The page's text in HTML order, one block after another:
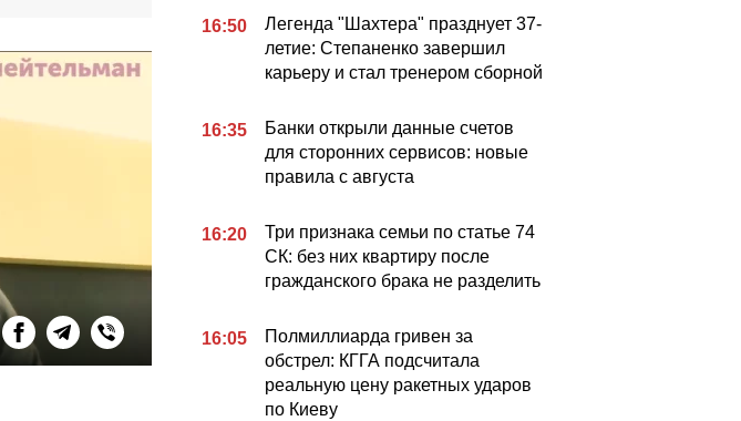
16:50
Легенда "Шахтера" празднует 37-
летие: Степаненко завершил
карьеру и стал тренером сборной
16:35
Банки открыли данные счетов
для сторонних сервисов: новые
правила с августа
16:20
Три признака семьи по статье 74
СК: без них квартиру после
гражданского брака не разделить
16:05
Полмиллиарда гривен за
обстрел: КГГА подсчитала
реальную цену ракетных ударов
по Киеву